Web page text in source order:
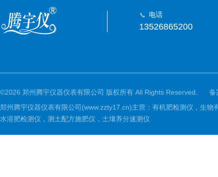
电话
13526865200
©2026 郑州腾宇仪器仪表有限公司 版权所有 All Rights Reserved.
备
郑州腾宇仪器仪表有限公司(www.zzty17.cn)主营：有机肥检测仪，生
水溶肥检测仪，测土配方施肥仪，土壤养分速测仪